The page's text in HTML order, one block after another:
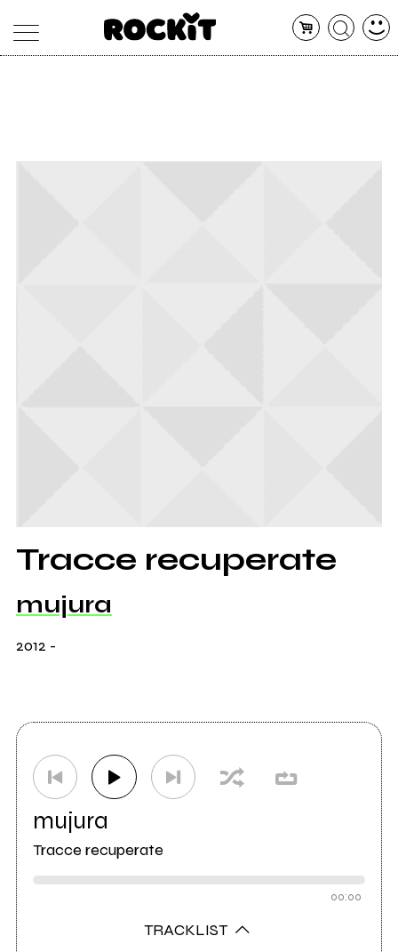
CONCERTI
Tracce recuperate
mujura
2012 -
mujura
Tracce recuperate
00:00
TRACKLIST